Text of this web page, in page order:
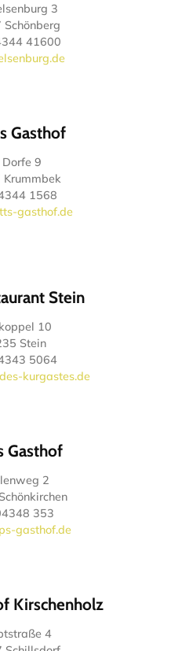
3
41600
Gasthof
Dorfe 9
Krummbek
1568
gasthof.de
Stein
10
Stein
5064
kurgastes.de
Gasthof
2
353
gasthof.de
Kirschenholz
4